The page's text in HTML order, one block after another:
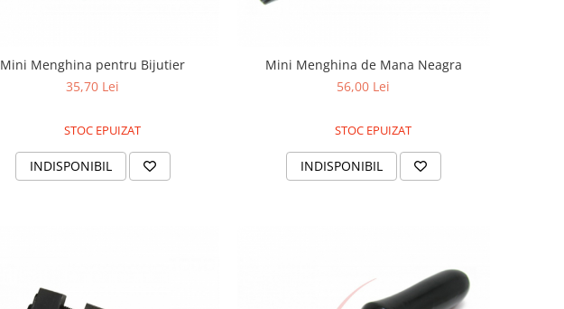
Mini Menghina pentru Bijutier
35,70 Lei
STOC EPUIZAT
INDISPONIBIL
Mini Menghina de Mana Neagra
56,00 Lei
STOC EPUIZAT
INDISPONIBIL